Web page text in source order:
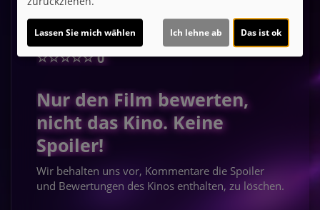
Kommentare
☆☆☆☆☆ 0
Nur den Film bewerten,
nicht das Kino. Keine
Spoiler!
Wir behalten uns vor, Kommentare die Spoiler
und Bewertungen des Kinos enthalten, zu löschen.
Lassen Sie mich wählen Ich lehne ab Das ist ok